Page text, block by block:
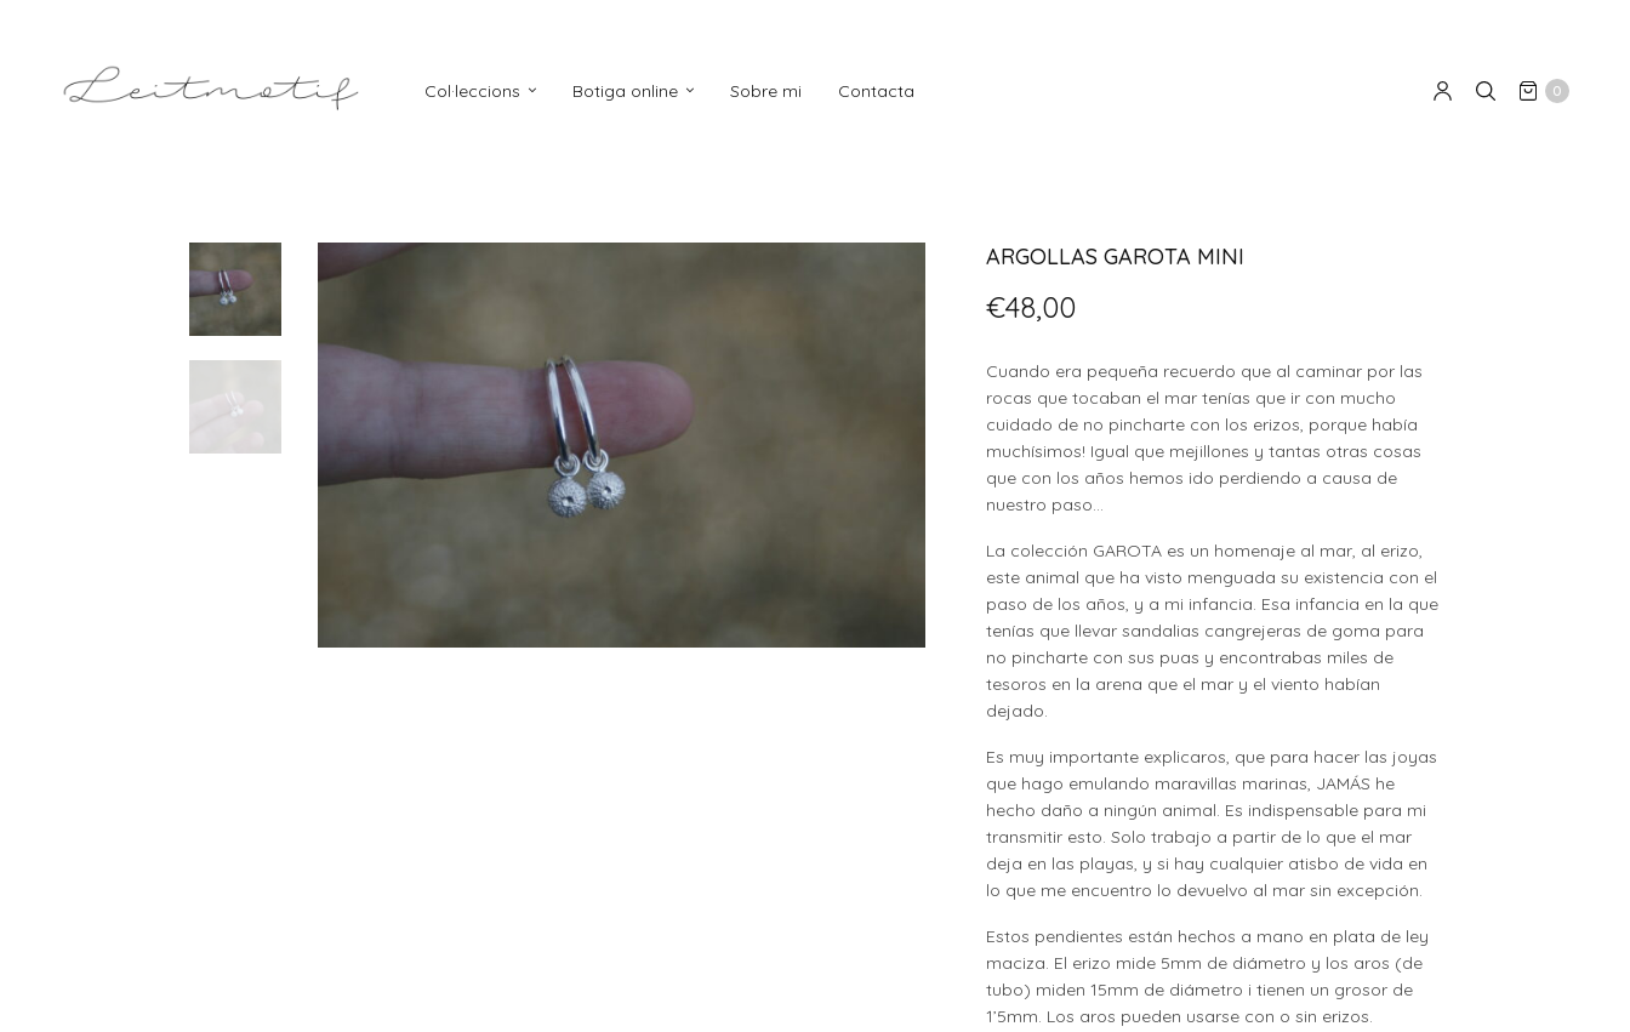
Col·leccions Botiga online Sobre mi Contacta 0
ARGOLLAS GAROTA MINI
€48,00
Cuando era pequeña recuerdo que al caminar por las
rocas que tocaban el mar tenías que ir con mucho
cuidado de no pincharte con los erizos, porque había
muchísimos! Igual que mejillones y tantas otras cosas
que con los años hemos ido perdiendo a causa de
nuestro paso…
La colección GAROTA es un homenaje al mar, al erizo,
este animal que ha visto menguada su existencia con el
paso de los años, y a mi infancia. Esa infancia en la que
tenías que llevar sandalias cangrejeras de goma para
no pincharte con sus puas y encontrabas miles de
tesoros en la arena que el mar y el viento habían
dejado.
Es muy importante explicaros, que para hacer las joyas
que hago emulando maravillas marinas, JAMÁS he
hecho daño a ningún animal. Es indispensable para mi
transmitir esto. Solo trabajo a partir de lo que el mar
deja en las playas, y si hay cualquier atisbo de vida en
lo que me encuentro lo devuelvo al mar sin excepción.
Estos pendientes están hechos a mano en plata de ley
maciza. El erizo mide 5mm de diámetro y los aros (de
tubo) miden 15mm de diámetro i tienen un grosor de
1’5mm. Los aros pueden usarse con o sin erizos.